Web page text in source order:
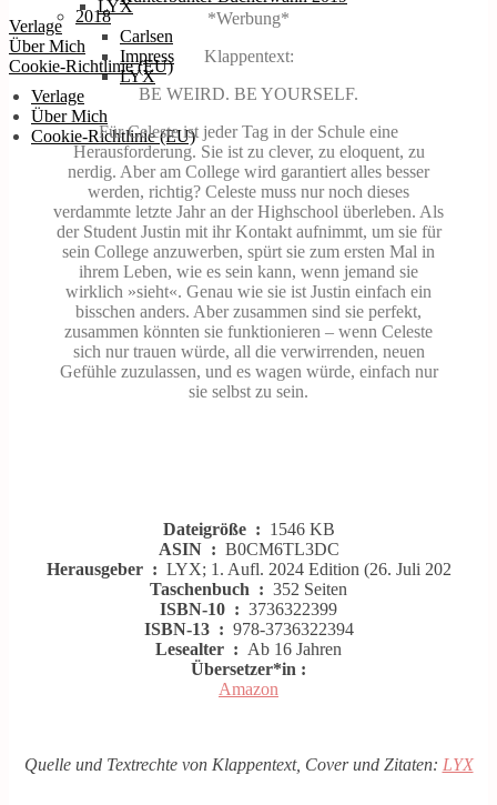
LYX
Verlage
Über Mich
Cookie-Richtlinie (EU)
2018
Carlsen
Impress
LYX
Verlage
Über Mich
Cookie-Richtlinie (EU)
*Werbung*
Klappentext:
BE WEIRD. BE YOURSELF.
Für Celeste ist jeder Tag in der Schule eine
Herausforderung. Sie ist zu clever, zu eloquent, zu
nerdig. Aber am College wird garantiert alles besser
werden, richtig? Celeste muss nur noch dieses
verdammte letzte Jahr an der Highschool überleben. Als
der Student Justin mit ihr Kontakt aufnimmt, um sie für
sein College anzuwerben, spürt sie zum ersten Mal in
ihrem Leben, wie es sein kann, wenn jemand sie
wirklich »sieht«. Genau wie sie ist Justin einfach ein
bisschen anders. Aber zusammen sind sie perfekt,
zusammen könnten sie funktionieren – wenn Celeste
sich nur trauen würde, all die verwirrenden, neuen
Gefühle zuzulassen, und es wagen würde, einfach nur
sie selbst zu sein.
Dateigröße ‏ : ‎ 1546 KB
ASIN ‏ : ‎ B0CM6TL3DC
Herausgeber ‏ : ‎ LYX; 1. Aufl. 2024 Edition (26. Juli 202
Taschenbuch ‏ : ‎ 352 Seiten
ISBN-10 ‏ : ‎ 3736322399
ISBN-13 ‏ : ‎ 978-3736322394
Lesealter ‏ : ‎ Ab 16 Jahren
Übersetzer*in :
Amazon
Quelle und Textrechte von Klappentext, Cover und Zitaten: LYX